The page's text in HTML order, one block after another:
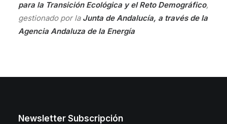
para la Transición Ecológica y el Reto Demográfico,
gestionado por la Junta de Andalucía, a través de la
Agencia Andaluza de la Energía
Newsletter Subscripción